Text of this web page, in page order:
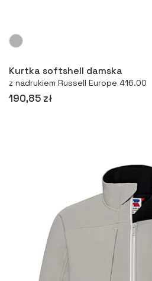
Kurtka softshell damska
z nadrukiem Russell Europe 416.00
190,85 zł